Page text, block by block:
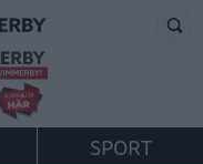
SPORT